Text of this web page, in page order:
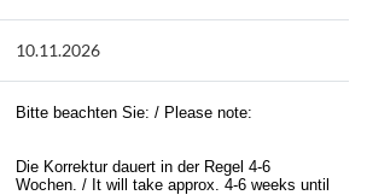
10.11.2026
Bitte beachten Sie: / Please note:
Die Korrektur dauert in der Regel 4-6
Wochen. / It will take approx. 4-6 weeks until